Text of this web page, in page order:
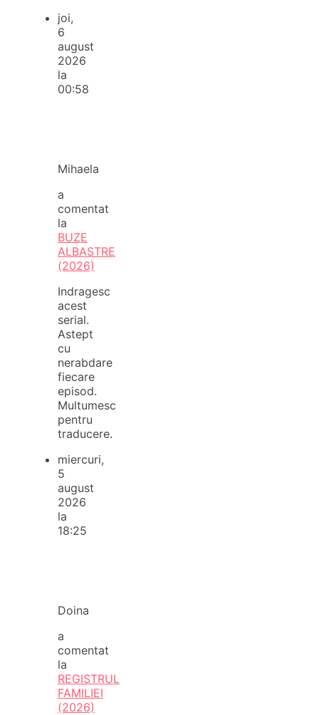
joi,
6
august
2026
la
00:58
Mihaela
a
comentat
la
BUZE
ALBASTRE
(2026)
Indragesc
acest
serial.
Astept
cu
nerabdare
fiecare
episod.
Multumesc
pentru
traducere.
miercuri,
5
august
2026
la
18:25
Doina
a
comentat
la
REGISTRUL
FAMILIEI
(2026)